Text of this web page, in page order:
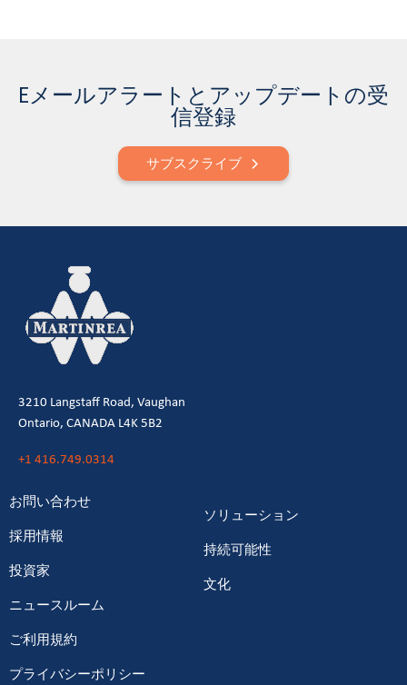
Eメールアラートとアップデートの受
信登録
サブスクライブ
3210 Langstaff Road, Vaughan
Ontario, CANADA L4K 5B2
+1 416.749.0314
お問い合わせ
採用情報
投資家
ニュースルーム
ソリューション
持続可能性
文化
ご利用規約
プライバシーポリシー